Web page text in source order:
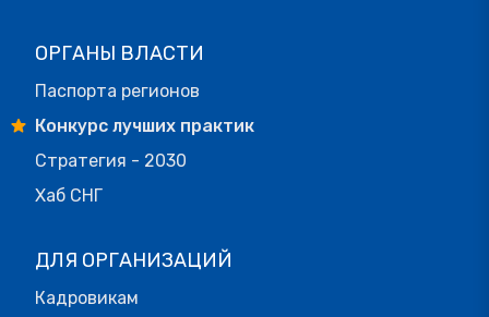
ОРГАНЫ ВЛАСТИ
Паспорта регионов
Конкурс лучших практик
Стратегия - 2030
Хаб СНГ
ДЛЯ ОРГАНИЗАЦИЙ
Кадровикам